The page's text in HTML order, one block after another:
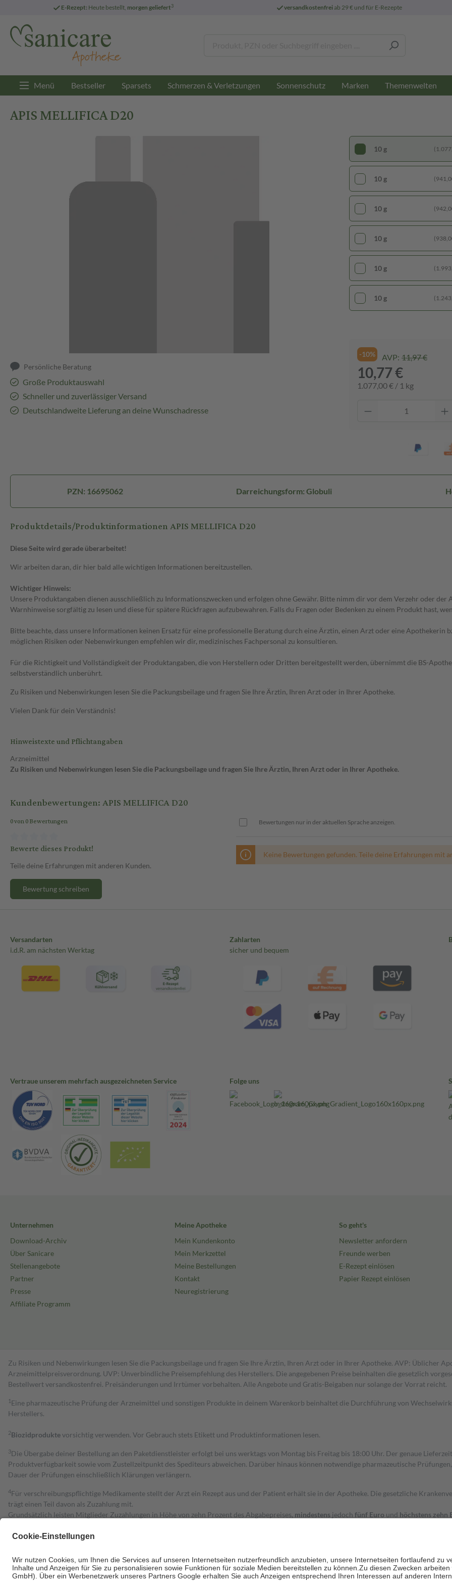
E-Rezept: Heute bestellt, morgen geliefert3 versandkostenfreiab 29 € und für E-Rezepte
Menü Bestseller Sparsets Schmerzen & Verletzungen Sonnenschutz Marken Themenwelten
APIS MELLIFICA D20
Persönliche Beratung
Große Produktauswahl
Schneller und zuverlässiger Versand
Deutschlandweite Lieferung an deine Wunschadresse
10 g
10 g
10 g
10 g
10 g
10 g
-10% AVP: 11,97 €
10,77 €
1.077,00 € / 1 kg
PZN: 16695062 Darreichungsform: Globuli
Produktdetails/Produktinformationen APIS MELLIFICA D20
Diese Seite wird gerade überarbeitet!
Wir arbeiten daran, dir hier bald alle wichtigen Informationen bereitzustellen.
Wichtiger Hinweis:
Unsere Produktangaben dienen ausschließlich zu Informationszwecken und erfolgen ohne Gewähr. Bitte nimm dir vor dem Verzehr oder
Warnhinweise sorgfältig zu lesen und diese für spätere Rückfragen aufzubewahren. Falls du Fragen oder Bedenken zu einem Produkt hast,
Bitte beachte, dass unsere Informationen keinen Ersatz für eine professionelle Beratung durch eine Ärztin, einen Arzt oder eine Apothekerin
möglichen Risiken oder Nebenwirkungen empfehlen wir dir, medizinisches Fachpersonal zu konsultieren.
Für die Richtigkeit und Vollständigkeit der Produktangaben, die von Herstellern oder Dritten bereitgestellt werden, übernimmt die BS-
selbstverständlich unberührt.
Zu Risiken und Nebenwirkungen lesen Sie die Packungsbeilage und fragen Sie Ihre Ärztin, Ihren Arzt oder in Ihrer Apotheke.
Vielen Dank für dein Verständnis!
Hinweistexte und Pflichtangaben
Arzneimittel
Zu Risiken und Nebenwirkungen lesen Sie die Packungsbeilage und fragen Sie Ihre Ärztin, Ihren Arzt oder in Ihrer Apotheke.
Kundenbewertungen: APIS MELLIFICA D20
0 von 0 Bewertungen
Bewerte dieses Produkt!
Teile deine Erfahrungen mit anderen Kunden.
Bewertung schreiben
Bewertungen nur in der aktuellen Sprache anzeigen.
Keine Bewertungen gefunden. Teile deine Erfahrungen mit
Versandarten
i.d.R. am nächsten Werktag
Zahlarten
sicher und bequem
Vertraue unserem mehrfach ausgezeichneten Service Folge uns
Unternehmen
Download-Archiv
Über Sanicare
Stellenangebote
Partner
Presse
Affiliate Programm
Meine Apotheke
Mein Kundenkonto
Mein Merkzettel
Meine Bestellungen
Kontakt
Neuregistrierung
So geht's
Newsletter anfordern
Freunde werben
E-Rezept einlösen
Papier Rezept einlösen
Zu Risiken und Nebenwirkungen lesen Sie die Packungsbeilage und fragen Sie Ihre Ärztin, Ihren Arzt oder in Ihrer Apotheke. AVP: Üblicher
Arzneimittelpreisverordnung. UVP: Unverbindliche Preisempfehlung des Herstellers. Die angegebenen Preise beinhalten die gesetzlich
Bestell­wert versand­kosten­frei. Preisänderungen und Irrtümer vorbehalten. Alle Angebote und Gratis-Beigaben nur solange der Vorrat reicht.
1 Eine pharmazeutische Prüfung der Arzneimittel und sonstigen Produkte in deinem Warenkorb beinhaltet die Durchführung von
Herstellers.
2Biozidproduktevorsichtig verwenden. Vor Gebrauch stets Etikett und Produktinformationen lesen.
3Die Übergabe deiner Bestellung an den Paketdienstleister erfolgt bei uns werktags von Montag bis Freitag bis 18:00 Uhr. Der genaue
Produktverfügbarkeit sowie vom Zustellzeitpunkt des Spediteurs abweichen. Darüber hinaus können notwendige pharmazeutische
Dauer der Prüfungen einschließlich Klärungen verlängern.
4Für verschreibungspflichtige Medikamente stellt der Arzt ein Rezept aus und der Patient erhält sie in der Apotheke. Die gesetzliche
trägt einen Teil davon als Zuzahlung mit.
Grundsätzlich leisten Mitglieder Zuzahlungen in Höhe von zehn Prozent des Abgabepreises, mindestens jedoch fünf Euro und höchstens zehn
Diese Regeln gelten grundsätzlich auch für Online-Apotheken.
Um das Engagement der Versicherten für ihre eigene Gesundheit zu stärken und die besondere Stellung der Familie zu unterstützen, fallen
• Kindern und Jugendlichen bis zum vollendeten 18. Lebensjahr mit Ausnahme der Fahrkosten
• Untersuchungen zur Vorsorge und Früherkennung, die von der GKV getragen werden